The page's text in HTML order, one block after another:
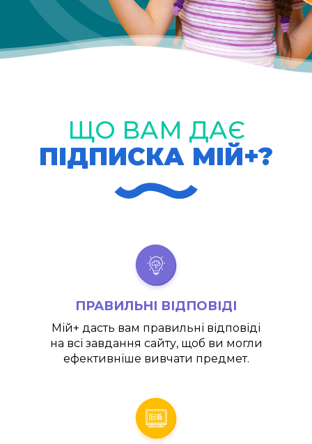
ЩО ВАМ ДАЄ
ПІДПИСКА МІЙ+?
ПРАВИЛЬНІ ВІДПОВІДІ
Мій+ дасть вам правильні відповіді
на всі завдання сайту, щоб ви могли
ефективніше вивчати предмет.